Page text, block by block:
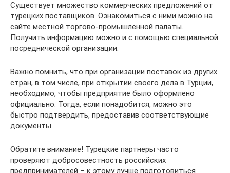
Существует множество коммерческих предложений от
турецких поставщиков. Ознакомиться с ними можно на
сайте местной торгово-промышленной палаты.
Получить информацию можно и с помощью специальной
посреднической организации.
Важно помнить, что при организации поставок из других
стран, в том числе, при открытии своего дела в Турции,
необходимо, чтобы предприятие было оформлено
официально. Тогда, если понадобится, можно это
быстро подтвердить, предоставив соответствующие
документы.
Обратите внимание! Турецкие партнеры часто
проверяют добросовестность российских
предпринимателей – к этому лучше подготовиться